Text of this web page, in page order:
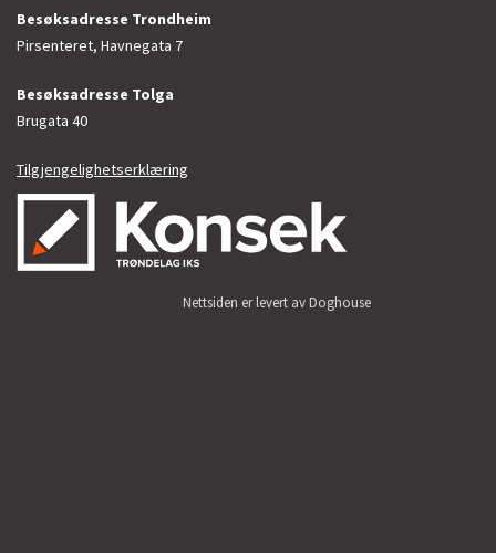
Besøksadresse Trondheim
Pirsenteret, Havnegata 7
Besøksadresse Tolga
Brugata 40
Tilgjengelighetserklæring
Nettsiden er levert av Doghouse